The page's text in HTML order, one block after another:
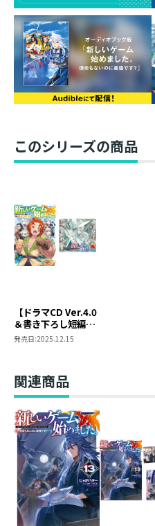
【ドラマCD Ver.4.0情報】
クラン・Zodiacの面々が
いると、ホムラが蝶に誘
ーーあれよあれよという間
高】へ！ 入り口のモザイ
るようで……？ 新キャス
でお届けする、ゲームの神
【ドラマCD Ver.4.0出演】
ホムラ：置鮎龍太郎
シン：武内駿輔
菊姫：佐倉綾音
レオ：藤原夏海
ジャスミンの魔女：進藤尚美
カル：小野大輔
ガラハド：松田健一郎
カミラ：本多真梨子
イーグル：田丸篤志
レーノ：大野智敬
運営Ａ：高橋伸也
運営Ｂ：遠藤広之
運営Ｃ：財満健太
このシリーズの商品
【ドラマCD Ver.4.0
＆書き下ろし短編付
き】新しいゲーム始
発売日:2025.12.15
関連商品